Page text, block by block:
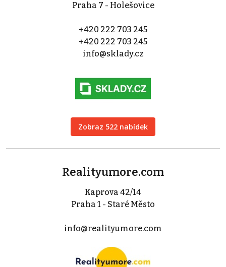
Praha 7 - Holešovice
+420 222 703 245
+420 222 703 245
info@sklady.cz
Zobraz 522 nabídek
Realityumore.com
Kaprova 42/14
Praha 1 - Staré Město
info@realityumore.com